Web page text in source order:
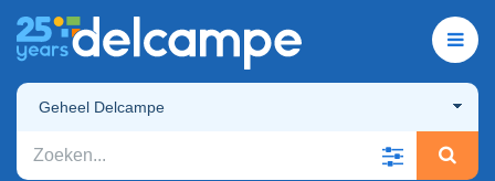
Geheel Delcampe